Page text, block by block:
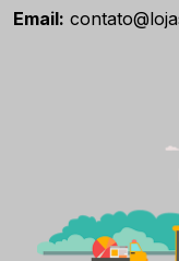
Email: